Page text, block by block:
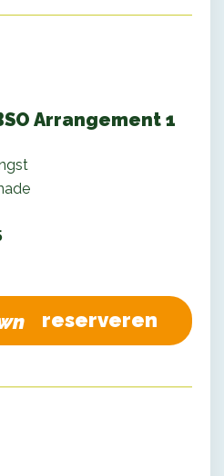
Arrangement 1
reserveren